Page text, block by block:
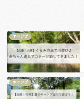
キャンプ
キャンプ